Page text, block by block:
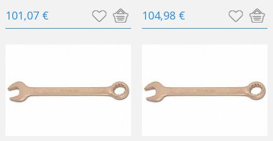
101,07 € 104,98 €